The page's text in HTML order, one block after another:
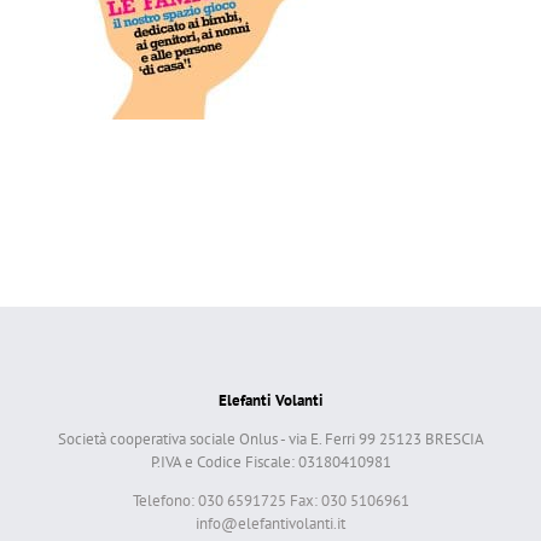
Elefanti Volanti
Società cooperativa sociale Onlus - via E. Ferri 99 25123 BRESCIA
P.IVA e Codice Fiscale: 03180410981
Telefono: 030 6591725 Fax: 030 5106961
info@elefantivolanti.it